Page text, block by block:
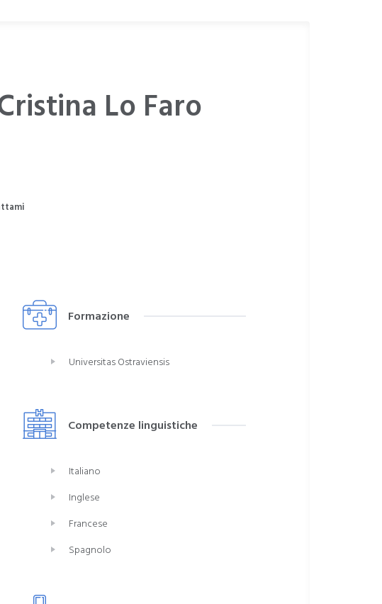
Lo Faro
Formazione
Universitas Ostraviensis
Competenze linguistiche
Italiano
Inglese
Francese
Spagnolo